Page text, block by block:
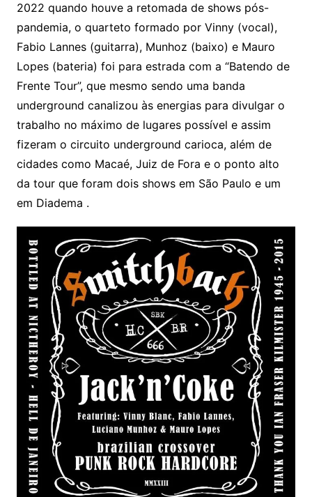
2022 quando houve a retomada de shows pós-
pandemia, o quarteto formado por Vinny (vocal),
Fabio Lannes (guitarra), Munhoz (baixo) e Mauro
Lopes (bateria) foi para estrada com a “Batendo de
Frente Tour”, que mesmo sendo uma banda
underground canalizou às energias para divulgar o
trabalho no máximo de lugares possível e assim
fizeram o circuito underground carioca, além de
cidades como Macaé, Juiz de Fora e o ponto alto
da tour que foram dois shows em São Paulo e um
em Diadema .